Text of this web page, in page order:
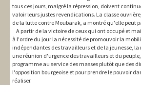
tous ces jours, malgré la répression, doivent
valoir leurs justes revendications. La classe
de la lutte contre Moubarak, a montré qu'elle peut
A partir de la victoire de ceux qui ont occupé et
à l'ordre du jour la nécessité de promouvoir la
indépendantes des travailleurs et de la jeunesse,
une réunion d'urgence des travailleurs et du
programme au service des masses plutôt que des
l'opposition bourgeoise et pour prendre le pouvoir
réaliser.